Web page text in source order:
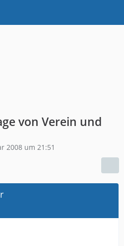
von Verein und
2008 um 21:51